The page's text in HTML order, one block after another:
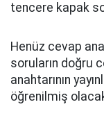
tencere kapak
Henüz cevap
soruların doğru
anahtarının
öğrenilmiş